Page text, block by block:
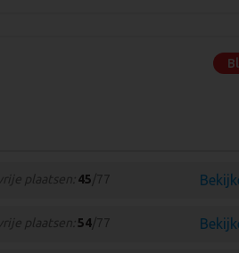
vrije plaatsen: 45/77
vrije plaatsen: 54/77